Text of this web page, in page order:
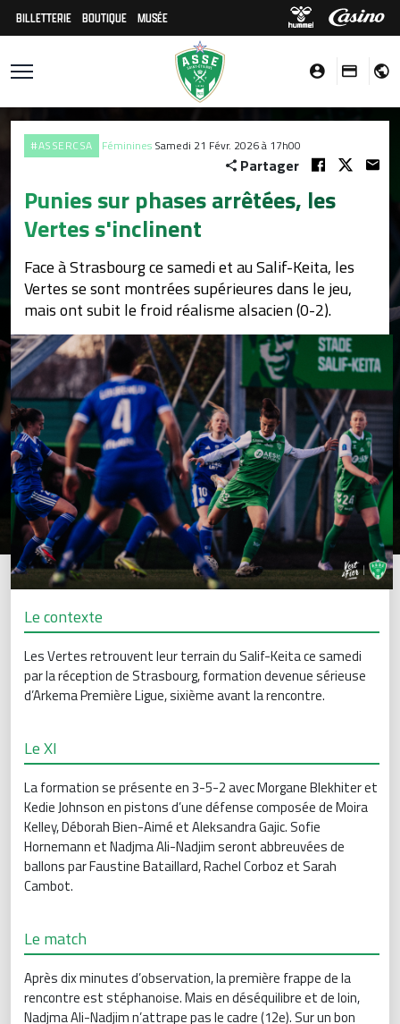
BILLETTERIE BOUTIQUE MUSÉE
#ASSERCSA Féminines Samedi 21 Févr. 2026 à 17h00
Partager
Punies sur phases arrêtées, les
Vertes s'inclinent
Face à Strasbourg ce samedi et au Salif-Keita, les
Vertes se sont montrées supérieures dans le jeu,
mais ont subit le froid réalisme alsacien (0-2).
Le contexte
Les Vertes retrouvent leur terrain du Salif-Keita ce samedi
par la réception de Strasbourg, formation devenue sérieuse
d’Arkema Première Ligue, sixième avant la rencontre.
Le XI
La formation se présente en 3-5-2 avec Morgane Blekhiter et
Kedie Johnson en pistons d’une défense composée de Moira
Kelley, Déborah Bien-Aimé et Aleksandra Gajic. Sofie
Hornemann et Nadjma Ali-Nadjim seront abbreuvées de
ballons par Faustine Bataillard, Rachel Corboz et Sarah
Cambot.
Le match
Après dix minutes d’observation, la première frappe de la
rencontre est stéphanoise. Mais en déséquilibre et de loin,
Nadjma Ali-Nadjim n’attrape pas le cadre (12e). Sur un bon